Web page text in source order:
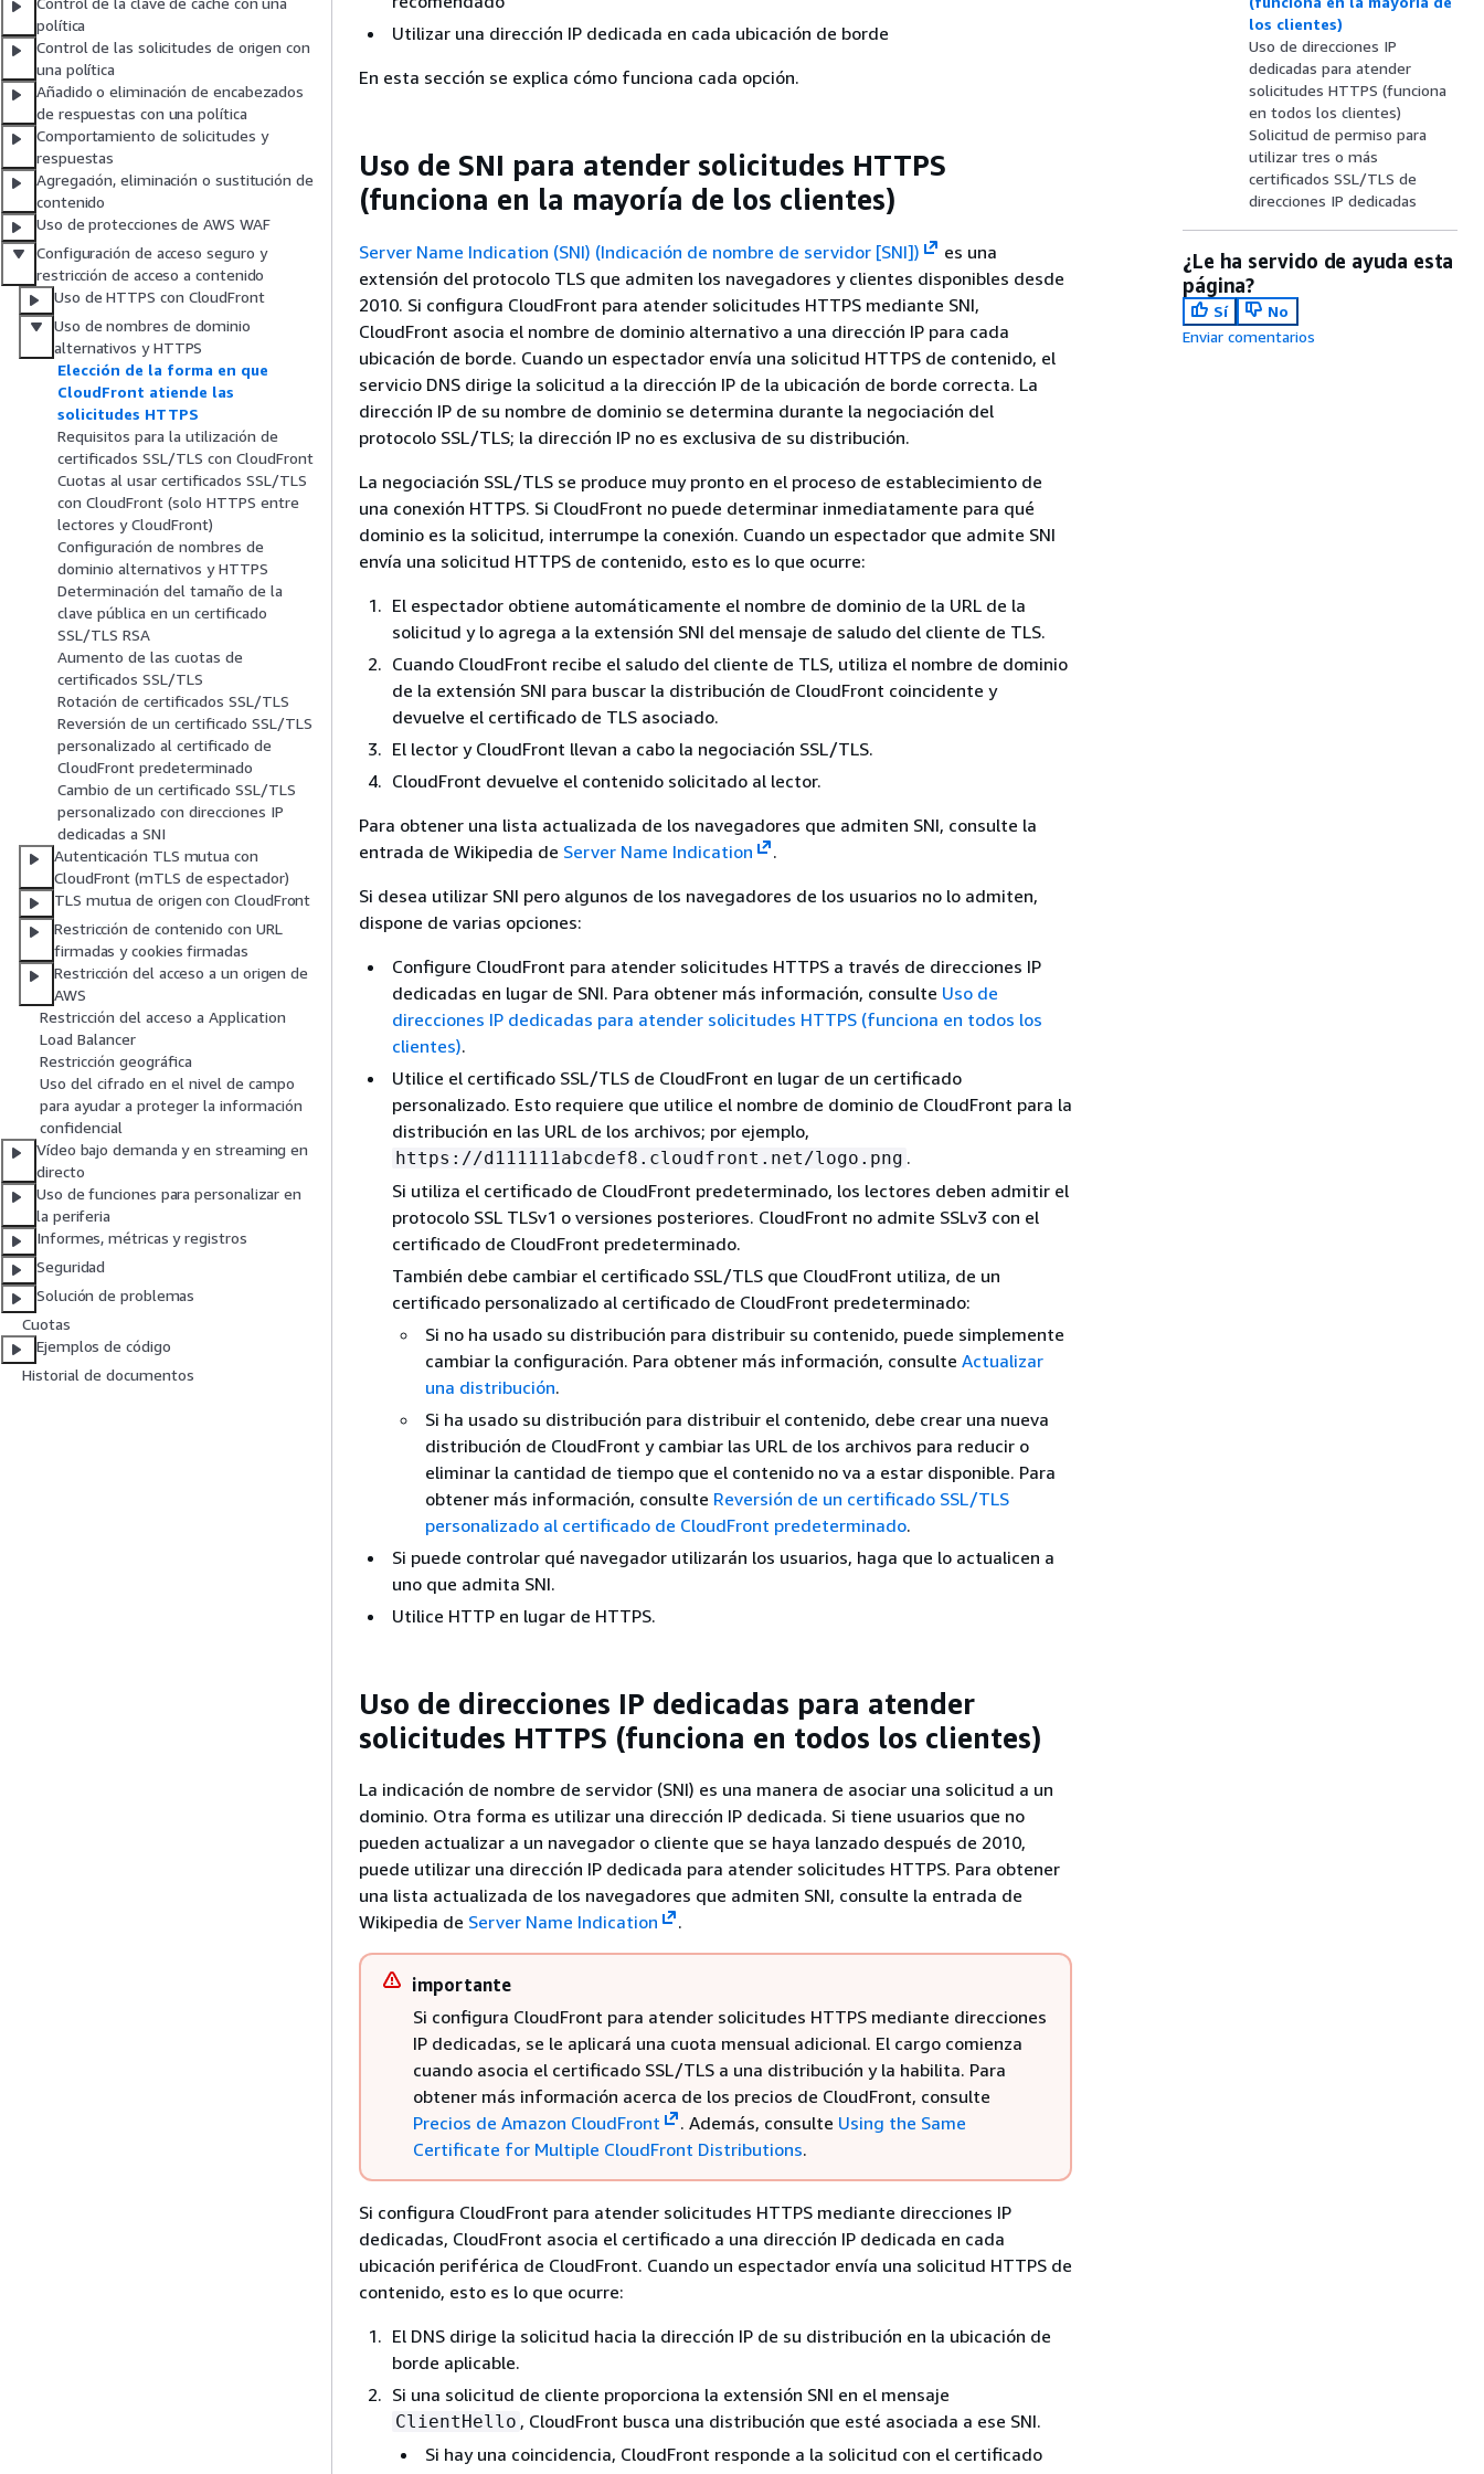
política
Control de las solicitudes de origen con
una política
Añadido o eliminación de encabezados
de respuestas con una política
Comportamiento de solicitudes y
respuestas
Agregación, eliminación o sustitución de
contenido
Uso de protecciones de AWS WAF
Configuración de acceso seguro y
restricción de acceso a contenido
Uso de HTTPS con CloudFront
Uso de nombres de dominio
alternativos y HTTPS
Elección de la forma en que
CloudFront atiende las
solicitudes HTTPS
Requisitos para la utilización de
certificados SSL/TLS con CloudFront
Cuotas al usar certificados SSL/TLS
con CloudFront (solo HTTPS entre
lectores y CloudFront)
Configuración de nombres de
dominio alternativos y HTTPS
Determinación del tamaño de la
clave pública en un certificado
SSL/TLS RSA
Aumento de las cuotas de
certificados SSL/TLS
Rotación de certificados SSL/TLS
Reversión de un certificado SSL/TLS
personalizado al certificado de
CloudFront predeterminado
Cambio de un certificado SSL/TLS
personalizado con direcciones IP
dedicadas a SNI
Autenticación TLS mutua con
CloudFront (mTLS de espectador)
TLS mutua de origen con CloudFront
Restricción de contenido con URL
firmadas y cookies firmadas
Restricción del acceso a un origen de
AWS
Restricción del acceso a Application
Load Balancer
Restricción geográfica
Uso del cifrado en el nivel de campo
para ayudar a proteger la información
confidencial
Vídeo bajo demanda y en streaming en
directo
Uso de funciones para personalizar en
la periferia
Informes, métricas y registros
Seguridad
Solución de problemas
Cuotas
Ejemplos de código
Historial de documentos
Utilizar una dirección IP dedicada en cada ubicación de borde
En esta sección se explica cómo funciona cada opción.
Uso de SNI para atender solicitudes HTTPS
(funciona en la mayoría de los clientes)
Server Name Indication (SNI) (Indicación de nombre de servidor [SNI])
es una
extensión del protocolo TLS que admiten los navegadores y clientes disponibles desde
2010. Si configura CloudFront para atender solicitudes HTTPS mediante SNI,
CloudFront asocia el nombre de dominio alternativo a una dirección IP para cada
ubicación de borde. Cuando un espectador envía una solicitud HTTPS de contenido, el
servicio DNS dirige la solicitud a la dirección IP de la ubicación de borde correcta. La
dirección IP de su nombre de dominio se determina durante la negociación del
protocolo SSL/TLS; la dirección IP no es exclusiva de su distribución.
La negociación SSL/TLS se produce muy pronto en el proceso de establecimiento de
una conexión HTTPS. Si CloudFront no puede determinar inmediatamente para qué
dominio es la solicitud, interrumpe la conexión. Cuando un espectador que admite SNI
envía una solicitud HTTPS de contenido, esto es lo que ocurre:
El espectador obtiene automáticamente el nombre de dominio de la URL de la
solicitud y lo agrega a la extensión SNI del mensaje de saludo del cliente de TLS.
Cuando CloudFront recibe el saludo del cliente de TLS, utiliza el nombre de dominio
de la extensión SNI para buscar la distribución de CloudFront coincidente y
devuelve el certificado de TLS asociado.
El lector y CloudFront llevan a cabo la negociación SSL/TLS.
CloudFront devuelve el contenido solicitado al lector.
Para obtener una lista actualizada de los navegadores que admiten SNI, consulte la
entrada de Wikipedia de Server Name Indication
.
Si desea utilizar SNI pero algunos de los navegadores de los usuarios no lo admiten,
dispone de varias opciones:
Configure CloudFront para atender solicitudes HTTPS a través de direcciones IP
dedicadas en lugar de SNI. Para obtener más información, consulte Uso de
direcciones IP dedicadas para atender solicitudes HTTPS (funciona en todos los
clientes).
Utilice el certificado SSL/TLS de CloudFront en lugar de un certificado
personalizado. Esto requiere que utilice el nombre de dominio de CloudFront para la
distribución en las URL de los archivos; por ejemplo,
https://d111111abcdef8.cloudfront.net/logo.png .
Si utiliza el certificado de CloudFront predeterminado, los lectores deben admitir el
protocolo SSL TLSv1 o versiones posteriores. CloudFront no admite SSLv3 con el
certificado de CloudFront predeterminado.
También debe cambiar el certificado SSL/TLS que CloudFront utiliza, de un
certificado personalizado al certificado de CloudFront predeterminado:
Si no ha usado su distribución para distribuir su contenido, puede simplemente
cambiar la configuración. Para obtener más información, consulte Actualizar
una distribución.
Si ha usado su distribución para distribuir el contenido, debe crear una nueva
distribución de CloudFront y cambiar las URL de los archivos para reducir o
eliminar la cantidad de tiempo que el contenido no va a estar disponible. Para
obtener más información, consulte Reversión de un certificado SSL/TLS
personalizado al certificado de CloudFront predeterminado.
Si puede controlar qué navegador utilizarán los usuarios, haga que lo actualicen a
uno que admita SNI.
Utilice HTTP en lugar de HTTPS.
Uso de direcciones IP dedicadas para atender
solicitudes HTTPS (funciona en todos los clientes)
La indicación de nombre de servidor (SNI) es una manera de asociar una solicitud a un
dominio. Otra forma es utilizar una dirección IP dedicada. Si tiene usuarios que no
pueden actualizar a un navegador o cliente que se haya lanzado después de 2010,
puede utilizar una dirección IP dedicada para atender solicitudes HTTPS. Para obtener
una lista actualizada de los navegadores que admiten SNI, consulte la entrada de
Wikipedia de Server Name Indication .
importante
Si configura CloudFront para atender solicitudes HTTPS mediante direcciones
IP dedicadas, se le aplicará una cuota mensual adicional. El cargo comienza
cuando asocia el certificado SSL/TLS a una distribución y la habilita. Para
obtener más información acerca de los precios de CloudFront, consulte
Precios de Amazon CloudFront
. Además, consulte Using the Same
Certificate for Multiple CloudFront Distributions.
Si configura CloudFront para atender solicitudes HTTPS mediante direcciones IP
dedicadas, CloudFront asocia el certificado a una dirección IP dedicada en cada
ubicación periférica de CloudFront. Cuando un espectador envía una solicitud HTTPS de
contenido, esto es lo que ocurre:
El DNS dirige la solicitud hacia la dirección IP de su distribución en la ubicación de
borde aplicable.
Si una solicitud de cliente proporciona la extensión SNI en el mensaje
ClientHello , CloudFront busca una distribución que esté asociada a ese SNI.
Si hay una coincidencia, CloudFront responde a la solicitud con el certificado
los clientes)
Uso de direcciones IP
dedicadas para atender
solicitudes HTTPS (funciona
en todos los clientes)
Solicitud de permiso para
utilizar tres o más
certificados SSL/TLS de
direcciones IP dedicadas
¿Le ha servido de ayuda esta
página?
Sí
No
Enviar comentarios